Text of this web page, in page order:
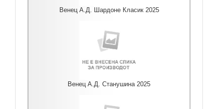
Венец А.Д. Шардоне Класик 2025
Венец А.Д. Станушина 2025